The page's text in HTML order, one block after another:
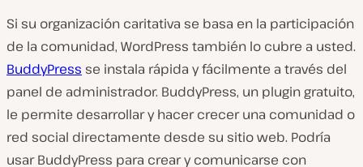
Si su organización caritativa se basa en la participación
de la comunidad, WordPress también lo cubre a usted.
BuddyPress se instala rápida y fácilmente a través del
panel de administrador. BuddyPress, un plugin gratuito,
le permite desarrollar y hacer crecer una comunidad o
red social directamente desde su sitio web. Podría
usar BuddyPress para crear y comunicarse con